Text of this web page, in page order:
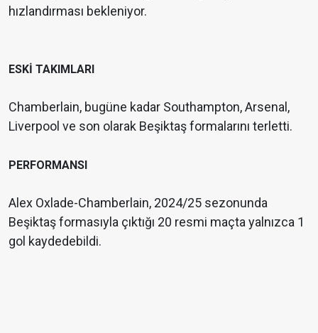
hızlandırması bekleniyor.
ESKİ TAKIMLARI
Chamberlain, bugüne kadar Southampton, Arsenal,
Liverpool ve son olarak Beşiktaş formalarını terletti.
PERFORMANSI
Alex Oxlade-Chamberlain, 2024/25 sezonunda
Beşiktaş formasıyla çıktığı 20 resmi maçta yalnızca 1
gol kaydedebildi.